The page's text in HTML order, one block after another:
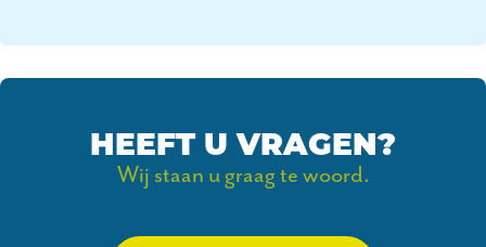
HEEFT U VRAGEN?
Wij staan u graag te woord.